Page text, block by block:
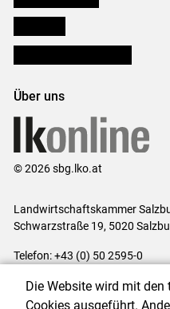
Über uns
© 2026 sbg.lko.at
Landwirtschaftskammer
Schwarzstraße 19, 5020
Telefon: +43 (0) 50 2595-0
Impressum|Kontakt|
Die Website wird mit
Cookies ausgeführt.